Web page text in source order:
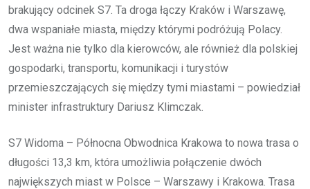
brakujący odcinek S7. Ta droga łączy Kraków i Warszawę,
dwa wspaniałe miasta, między którymi podróżują Polacy.
Jest ważna nie tylko dla kierowców, ale również dla polskiej
gospodarki, transportu, komunikacji i turystów
przemieszczających się między tymi miastami – powiedział
minister infrastruktury Dariusz Klimczak.
S7 Widoma – Północna Obwodnica Krakowa to nowa trasa o
długości 13,3 km, która umożliwia połączenie dwóch
największych miast w Polsce – Warszawy i Krakowa. Trasa